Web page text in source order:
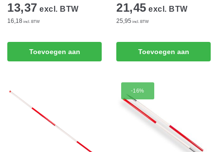
13,37 excl. BTW
16,18 incl. BTW
Toevoegen aan
21,45 excl. BTW
25,95 incl. BTW
Toevoegen aan
-16%